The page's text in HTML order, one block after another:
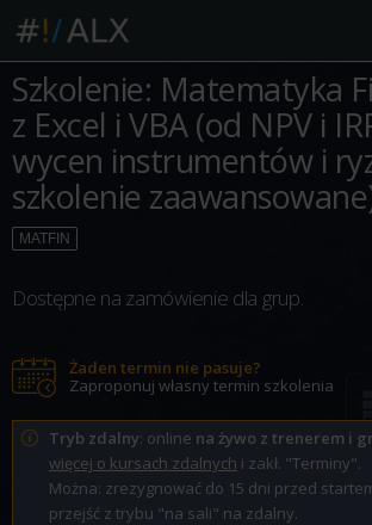
Szkolenie: Matematyka
z Excel i VBA (od NPV i
wycen instrumentów i
szkolenie
MATFIN
Dostępne na zamówienie dla grup.
Żaden termin nie pasuje?
Zaproponuj własny termin szkolenia
Tryb zdalny: online na żywo z trenerem i
więcej o kursach zdalnych i zakł. "Terminy".
Można: zrezygnować do 15 dni przed
przejść z trybu "na sali" na zdalny.